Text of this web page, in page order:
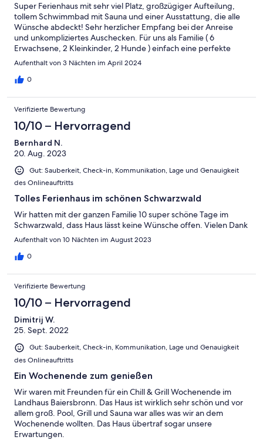
Super Ferienhaus mit sehr viel Platz, großzügiger Aufteilung,
tollem Schwimmbad mit Sauna und einer Ausstattung, die alle
Wünsche abdeckt! Sehr herzlicher Empfang bei der Anreise
und unkompliziertes Auschecken. Für uns als Familie ( 6
Erwachsene, 2 Kleinkinder, 2 Hunde ) einfach eine perfekte
Location.
Aufenthalt von 3 Nächten im April 2024
0
Verifizierte Bewertung
10/10 – Hervorragend
Bernhard N.
20. Aug. 2023
Gut: Sauberkeit, Check-in, Kommunikation, Lage und Genauigkeit
des Onlineauftritts
Tolles Ferienhaus im schönen Schwarzwald
Wir hatten mit der ganzen Familie 10 super schöne Tage im
Schwarzwald, dass Haus lässt keine Wünsche offen. Vielen Dank
Aufenthalt von 10 Nächten im August 2023
0
Verifizierte Bewertung
10/10 – Hervorragend
Dimitrij W.
25. Sept. 2022
Gut: Sauberkeit, Check-in, Kommunikation, Lage und Genauigkeit
des Onlineauftritts
Ein Wochenende zum genießen
Wir waren mit Freunden für ein Chill & Grill Wochenende im
Landhaus Baiersbronn. Das Haus ist wirklich sehr schön und vor
allem groß. Pool, Grill und Sauna war alles was wir an dem
Wochenende wollten. Das Haus übertraf sogar unsere
Erwartungen.